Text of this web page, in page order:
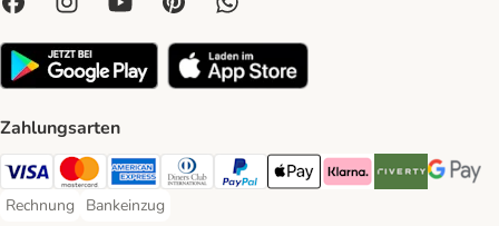
Zahlungsarten
Visa Payment Method
Mastercard Payment Method
American Express Payment Method
Diners Club Payment Method
PayPal Payment Method
Apple Pay Payment Method
Klarna Payment Method
Riverty Payment
Google
Rechnung
Rechnung Payment Method
Bankeinzug
Bankeinzug Payment Method